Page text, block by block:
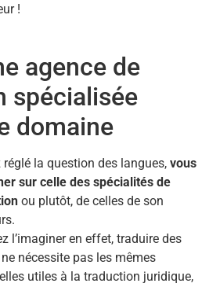
!
agence de
spécialisée
domaine
la question des langues, vous
sur celle des spécialités de
ou plutôt, de celles de son
l’imaginer en effet, traduire des
nécessite pas les mêmes
utiles à la traduction juridique,